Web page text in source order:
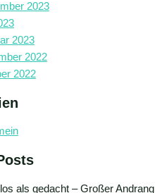
2023
2023
2022
2022
als gedacht – Großer